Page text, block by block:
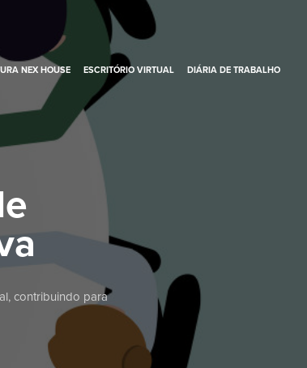
NEX HOUSE ESCRITÓRIO VIRTUAL DIÁRIA DE TRABALHO
contribuindo para